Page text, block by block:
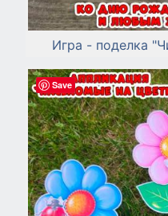
Игра - поделка
Save